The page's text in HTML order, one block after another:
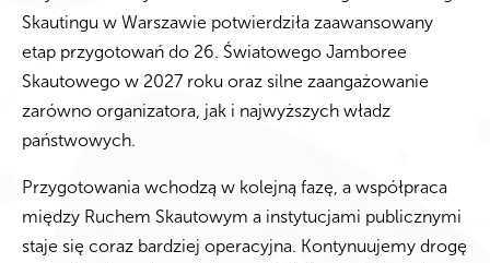
Skautingu w Warszawie potwierdziła zaawansowany
etap przygotowań do 26. Światowego Jamboree
Skautowego w 2027 roku oraz silne zaangażowanie
zarówno organizatora, jak i najwyższych władz
państwowych.
Przygotowania wchodzą w kolejną fazę, a współpraca
między Ruchem Skautowym a instytucjami publicznymi
staje się coraz bardziej operacyjna. Kontynuujemy drogę